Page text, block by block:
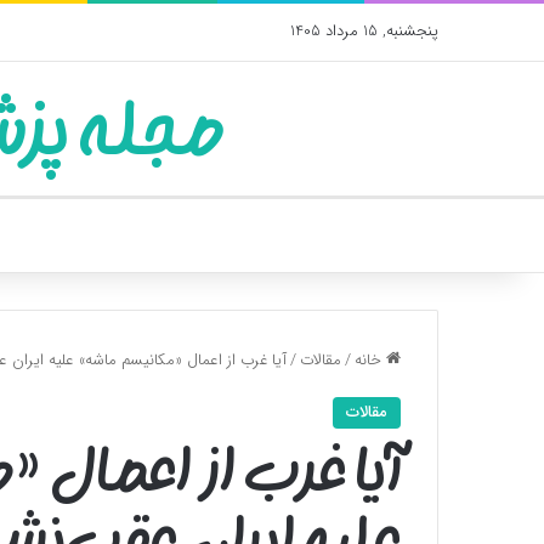
پنجشنبه, 15 مرداد 1405
مجله
خانه/مقالات/آیا غرب از اعمال «مکانیسم ماشه» علیه
مقالات
آیا غرب از